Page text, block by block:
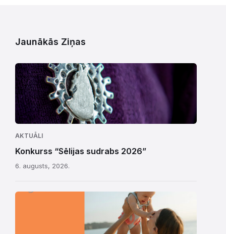
Jaunākās Ziņas
AKTUĀLI
Konkurss “Sēlijas sudrabs 2026”
6. augusts, 2026.